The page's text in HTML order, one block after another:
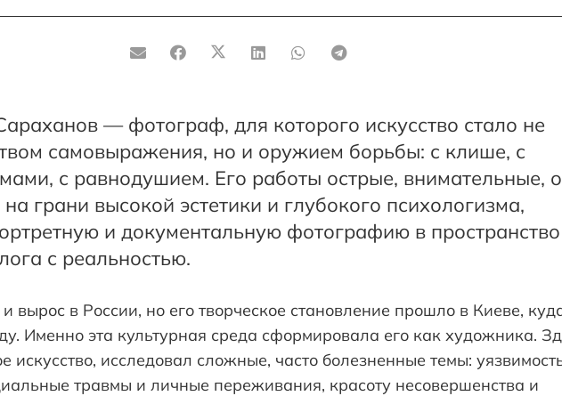
— фотограф, для которого искусство стало не
самовыражения, но и оружием борьбы: с клише, с
с равнодушием. Его работы острые, внимательные,
грани высокой эстетики и глубокого психологизма,
и документальную фотографию в пространство
с реальностью.
вырос в России, но его творческое становление прошло в Киеве,
Именно эта культурная среда сформировала его как художника.
искусство, исследовал сложные, часто болезненные темы:
травмы и личные переживания, красоту несовершенства и